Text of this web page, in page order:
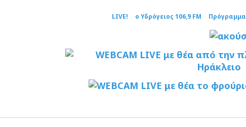
LIVE! ο Υδρόγειος 106,9 FM Πρόγραμμα